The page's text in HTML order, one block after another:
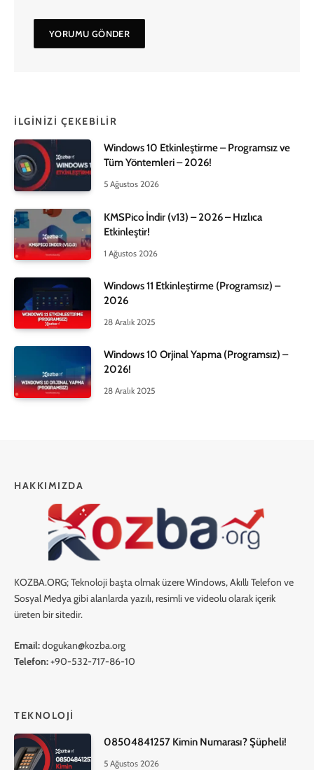
İLGINIZI ÇEKEBILIR
Windows 10 Etkinleştirme – Programsız ve
Tüm Yöntemleri – 2026!
5 Ağustos 2026
KMSPico İndir (v13) – 2026 – Hızlıca
Etkinleştir!
1 Ağustos 2026
Windows 11 Etkinleştirme (Programsız) –
2026
28 Aralık 2025
Windows 10 Orjinal Yapma (Programsız) –
2026!
28 Aralık 2025
HAKKIMIZDA
KOZBA.ORG; Teknoloji başta olmak üzere Windows, Akıllı Telefon ve
Sosyal Medya gibi alanlarda yazılı, resimli ve videolu olarak içerik
üreten bir sitedir.
Email:dogukan@kozba.org
Telefon:+90-532-717-86-10
TEKNOLOJI
08504841257 Kimin Numarası? Şüpheli!
5 Ağustos 2026